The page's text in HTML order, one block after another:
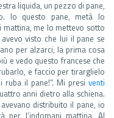
liquida, un pezzo di pane,
Io questo pane, metà lo
mattina, me lo mettevo sotto
visto che lui il pane se
per alzarci, la prima cosa
e vedo questo francese che
e faccio per tirarglielo
ruba il pane!”. Mi presi venti
anni dietro alla schiena.
distribuito il pane, io
per l’indomani mattina. Al